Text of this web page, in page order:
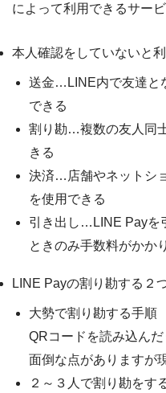
によって利用できるサー
本人確認をしていないと
送金…LINE内で友達と
できる
割り勘…複数の友人同
きる
決済…店舗やネットシ
を使用できる
引き出し…LINE Pay
ときのみ手数料がかか
LINE Payの割り勘する２
大勢で割り勘する手順
QRコードを読み込ん
面倒な点がありますが
２～３人で割り勘をす